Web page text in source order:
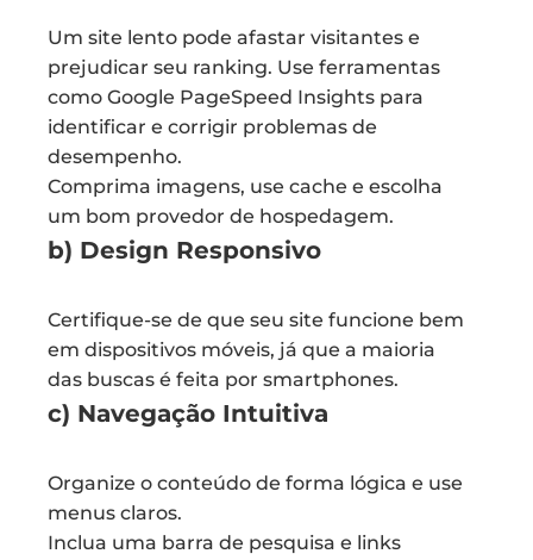
Um site lento pode afastar visitantes e
prejudicar seu ranking. Use ferramentas
como Google PageSpeed Insights para
identificar e corrigir problemas de
desempenho.
Comprima imagens, use cache e escolha
um bom provedor de hospedagem.
b) Design Responsivo
Certifique-se de que seu site funcione bem
em dispositivos móveis, já que a maioria
das buscas é feita por smartphones.
c) Navegação Intuitiva
Organize o conteúdo de forma lógica e use
menus claros.
Inclua uma barra de pesquisa e links